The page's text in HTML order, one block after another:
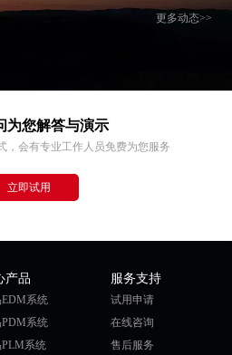
更多动态>>
为您解答与演示
，会有专业工作人员免费为您服务
立即试用
产品
EDM系统
PDM系统
PLM系统
服务支持
试用申请
在线咨询
售后服务